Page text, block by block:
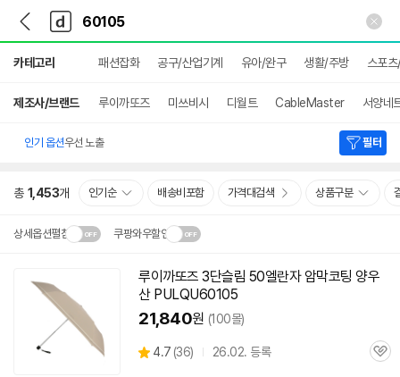
다
나
와
가
기
다
와
메
인
카테고리 패션잡화 공구/산업기계 유아/완구 생활/주방 스포
제조사/브랜드 루이까또즈 미쓰비시 디월트 CableMaster 서양네
인기 옵션우선 노출 필터
총 1,453개 인기순 배송비포함 가격대검색 상품구분
상세옵션펼침 쿠팡와우할인
배송·설치비가 달라집니다.닫
기
루이까또즈 3단슬림 50엘란자 암막코팅 양우
산 PULQU60105
21,840원 (100몰)
별
4.7 (상
36) 26.02. 등록
관